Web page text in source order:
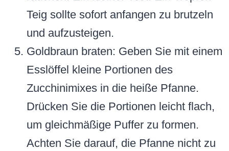
Teig sollte sofort anfangen zu brutzeln
und aufzusteigen.
Goldbraun braten: Geben Sie mit einem
Esslöffel kleine Portionen des
Zucchinimixes in die heiße Pfanne.
Drücken Sie die Portionen leicht flach,
um gleichmäßige Puffer zu formen.
Achten Sie darauf, die Pfanne nicht zu